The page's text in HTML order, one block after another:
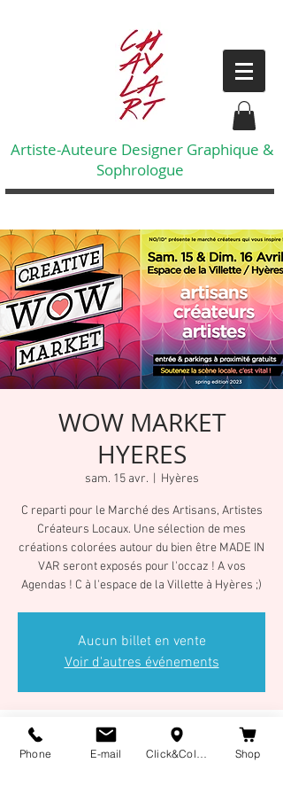
Artiste-Auteure Designer Graphique &
Sophrologue
WOW MARKET
HYERES
sam. 15 avr.
  |
Hyères
C reparti pour le Marché des Artisans, Artistes
Créateurs Locaux. Une sélection de mes
créations colorées autour du bien être MADE IN
VAR seront exposés pour l'occaz ! A vos
Agendas ! C à l'espace de la Villette à Hyères ;)
Aucun billet en vente
Voir d'autres événements
Heure et lieu
Phone E-mail Shop